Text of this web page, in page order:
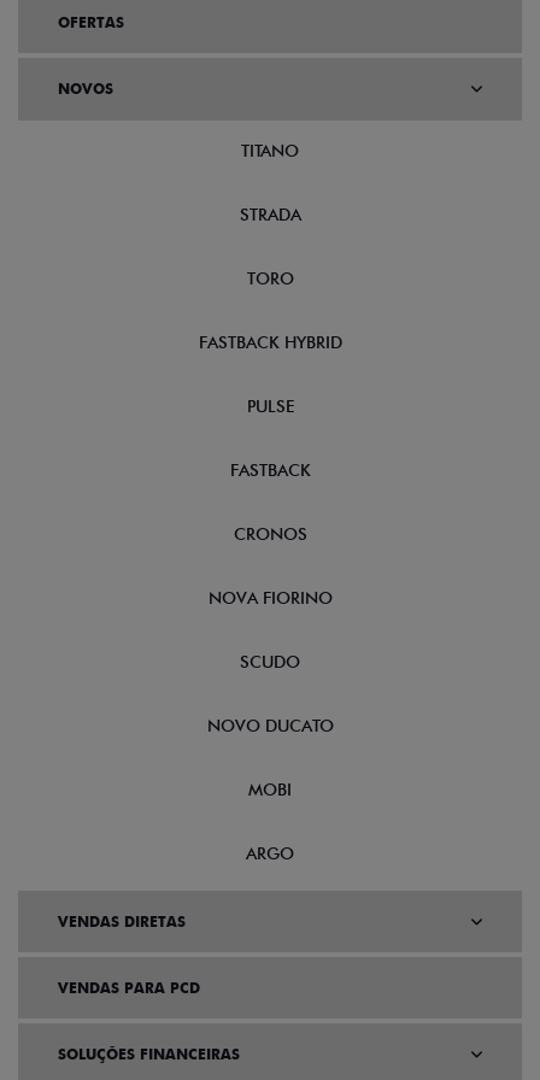
OFERTAS
NOVOS
TITANO
STRADA
TORO
FASTBACK HYBRID
PULSE
FASTBACK
CRONOS
NOVA FIORINO
SCUDO
NOVO DUCATO
MOBI
ARGO
VENDAS DIRETAS
VENDAS PARA PCD
SOLUÇÕES FINANCEIRAS